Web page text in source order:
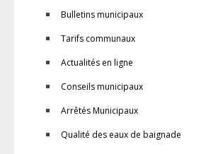
Bulletins municipaux
Tarifs communaux
Actualités en ligne
Conseils municipaux
Arrêtés Municipaux
Qualité des eaux de baignade